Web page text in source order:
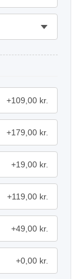
+109,00 kr.
+179,00 kr.
+19,00 kr.
+119,00 kr.
+49,00 kr.
+0,00 kr.